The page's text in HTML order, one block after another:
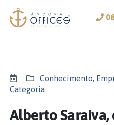
Conhecimento,
Categoria
Alberto